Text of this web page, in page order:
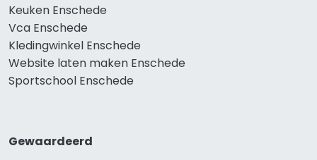
Keuken Enschede
Vca Enschede
Kledingwinkel Enschede
Website laten maken Enschede
Sportschool Enschede
Gewaardeerd